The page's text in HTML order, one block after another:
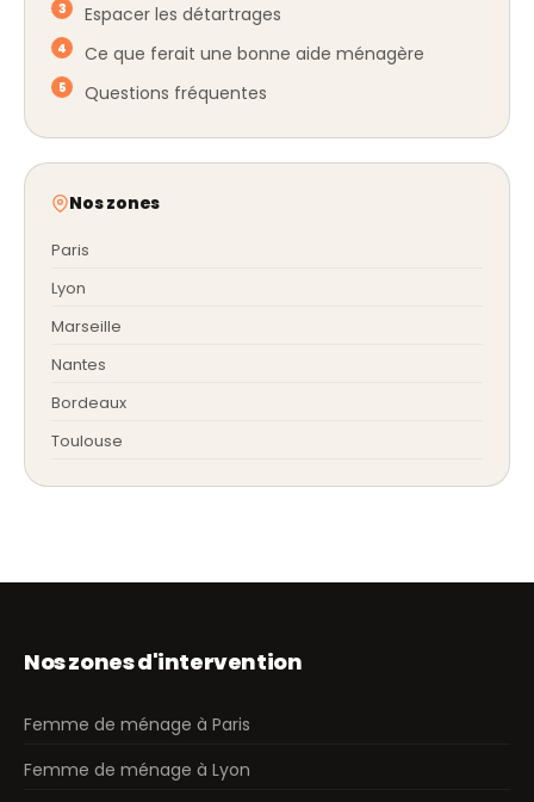
Espacer les détartrages
Ce que ferait une bonne aide ménagère
Questions fréquentes
Nos zones
Paris
Lyon
Marseille
Nantes
Bordeaux
Toulouse
Nos zones d'intervention
Femme de ménage à Paris
Femme de ménage à Lyon